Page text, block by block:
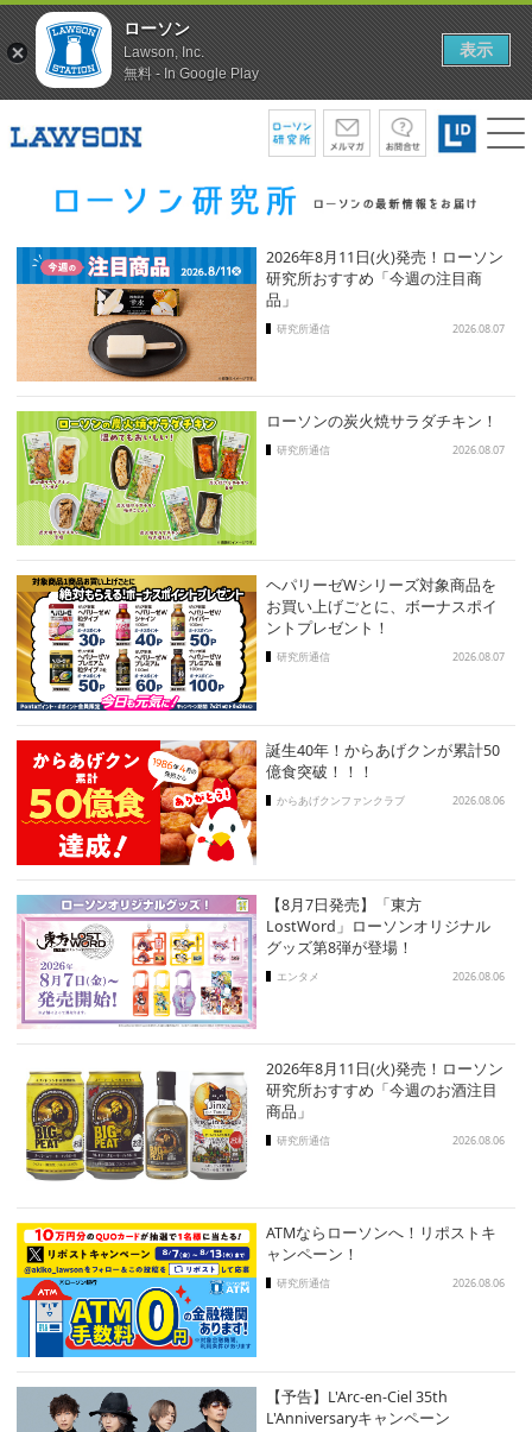
2026年8月11日(火)発売！ローソン
研究所おすすめ「今週の注目商
品」
研究所通信 2026.08.07
ローソンの炭火焼サラダチキン！
研究所通信 2026.08.07
ヘパリーゼWシリーズ対象商品を
お買い上げごとに、ボーナスポイ
ントプレゼント！
研究所通信 2026.08.07
誕生40年！からあげクンが累計50
億食突破！！！
からあげクンファンクラブ 2026.08.06
【8月7日発売】「東方
LostWord」ローソンオリジナル
グッズ第8弾が登場！
エンタメ 2026.08.06
2026年8月11日(火)発売！ローソン
研究所おすすめ「今週のお酒注目
商品」
研究所通信 2026.08.06
ATMならローソンへ！リポストキ
ャンペーン！
研究所通信 2026.08.06
【予告】L'Arc-en-Ciel 35th
L'Anniversaryキャンペーン
ローソン
Lawson, Inc.
無料 - In Google Play
表示